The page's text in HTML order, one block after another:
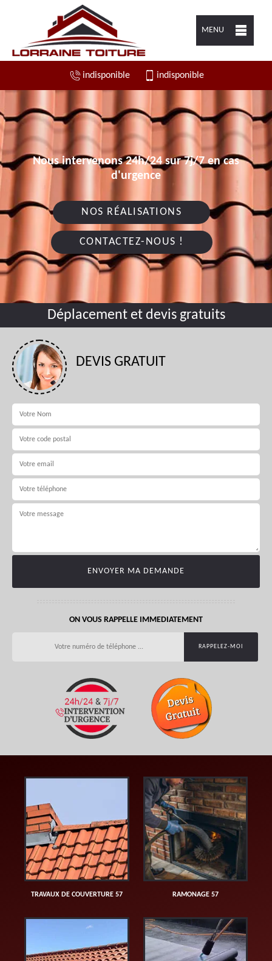
MENU
indisponible indisponible
Nous intervenons 24h/24 sur 7j/7 en cas
d'urgence
NOS RÉALISATIONS
CONTACTEZ-NOUS !
Déplacement et devis gratuits
DEVIS GRATUIT
ON VOUS RAPPELLE IMMEDIATEMENT
TRAVAUX DE COUVERTURE 57 RAMONAGE 57